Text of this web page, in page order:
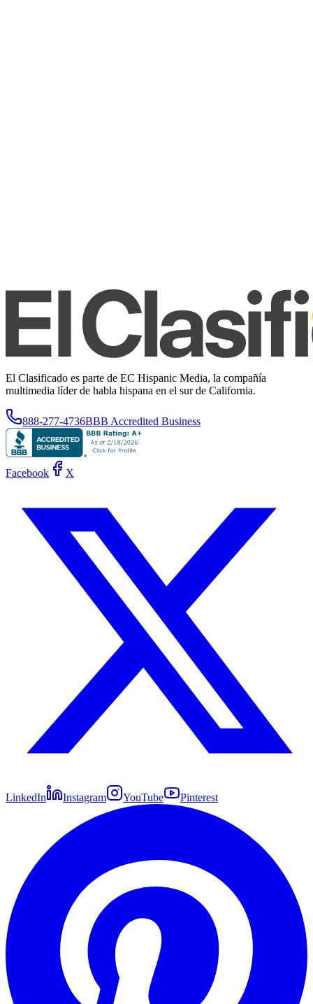
El Clasificado es parte de EC Hispanic Media, la compañía
multimedia líder de habla hispana en el sur de California.
888-277-4736BBB Accredited Business
Facebook X
LinkedIn Instagram YouTube Pinterest